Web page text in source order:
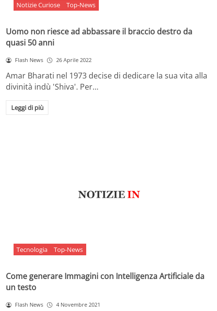
Notizie Curiose Top-News
Uomo non riesce ad abbassare il braccio destro da
quasi 50 anni
Flash News 26 Aprile 2022
Amar Bharati nel 1973 decise di dedicare la sua vita alla
divinità indù 'Shiva'. Per…
Leggi di più
Tecnologia Top-News
Come generare Immagini con Intelligenza Artificiale da
un testo
Flash News 4 Novembre 2021